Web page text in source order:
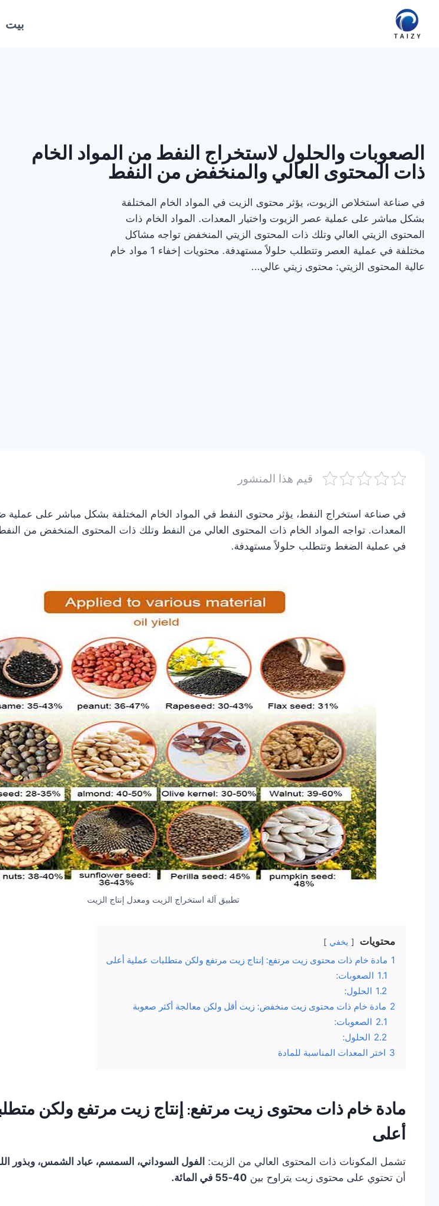
التجاوز
المحتوى
بيت
الصعوبات والحلول لاستخراج النفط من المواد الخام
ذات المحتوى العالي والمنخفض من النفط
في صناعة استخلاص الزيوت، يؤثر محتوى الزيت في المواد الخام المختلفة
بشكل مباشر على عملية عصر الزيوت واختيار المعدات. المواد الخام ذات
المحتوى الزيتي العالي وتلك ذات المحتوى الزيتي المنخفض تواجه مشاكل
مختلفة في عملية العصر وتتطلب حلولاً مستهدفة. محتويات إخفاء 1 مواد خام
عالية المحتوى الزيتي: محتوى زيتي عالي...
قيم هذا المنشور
في صناعة استخراج النفط، يؤثر محتوى النفط في المواد الخام المختلفة بشكل مباشر على عملية
المعدات. تواجه المواد الخام ذات المحتوى العالي من النفط وتلك ذات المحتوى المنخفض من
في عملية الضغط وتتطلب حلولاً مستهدفة.
تطبيق آلة استخراج الزيت ومعدل إنتاج الزيت
محتويات يخفي
1 مادة خام ذات محتوى زيت مرتفع: إنتاج زيت مرتفع ولكن متطلبات عملية أعلى
1.1 الصعوبات:
1.2 الحلول:
2 مادة خام ذات محتوى زيت منخفض: زيت أقل ولكن معالجة أكثر صعوبة
2.1 الصعوبات:
2.2 الحلول:
3 اختر المعدات المناسبة للمادة
مادة خام ذات محتوى زيت مرتفع: إنتاج زيت مرتفع ولكن
أعلى
تشمل المكونات ذات المحتوى العالي من الزيت: الفول السوداني، السمسم، عباد الشمس، وبذور
أن تحتوي على محتوى زيت يتراوح بين 40-55 في المائة.